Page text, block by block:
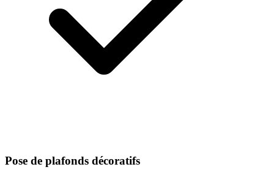
Pose de plafonds décoratifs